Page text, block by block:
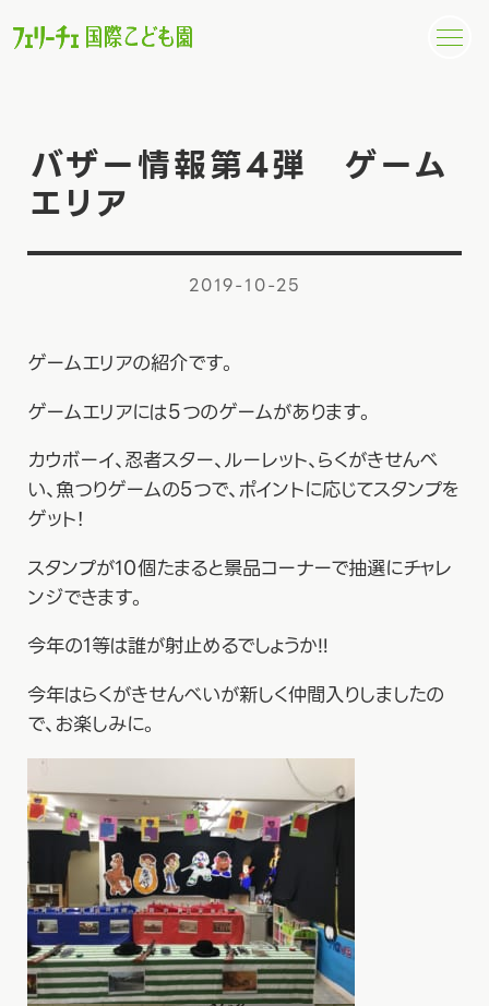
バザー情報第4弾 ゲーム
エリア
2019-10-25
ゲームエリアの紹介です。
ゲームエリアには５つのゲームがあります。
カウボーイ、忍者スター、ルーレット、らくがきせんべ
い、魚つりゲームの5つで、ポイントに応じてスタンプを
ゲット！
スタンプが10個たまると景品コーナーで抽選にチャレ
ンジできます。
今年の1等は誰が射止めるでしょうか‼
今年はらくがきせんべいが新しく仲間入りしましたの
で、お楽しみに。